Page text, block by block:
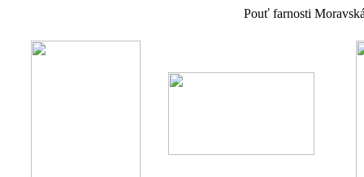
Pouť farnosti